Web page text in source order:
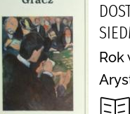
Rok